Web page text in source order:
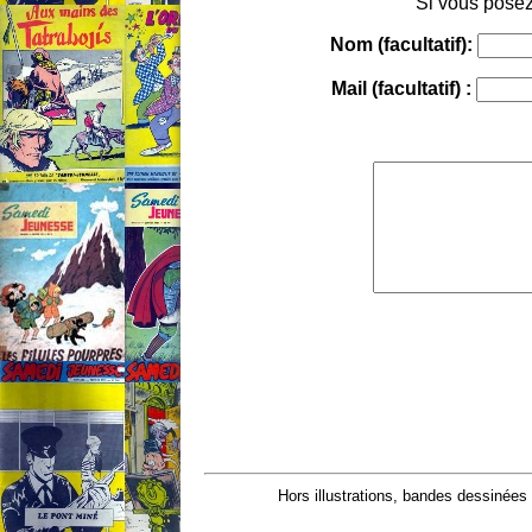
Nom (facultatif):
Mail (facultatif) :
Hors illustrations, bandes